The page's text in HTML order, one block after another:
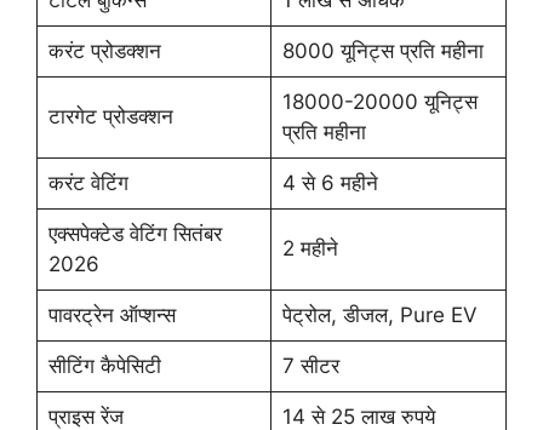
करंट प्रोडक्शन 8000 यूनिट्स प्रति महीना
टारगेट प्रोडक्शन
18000-20000 यूनिट्स
प्रति महीना
करंट वेटिंग 4 से 6 महीने
एक्सपेक्टेड वेटिंग सितंबर
2026
2 महीने
पावरट्रेन ऑप्शन्स पेट्रोल, डीजल, Pure EV
सीटिंग कैपेसिटी 7 सीटर
प्राइस रेंज 14 से 25 लाख रुपये